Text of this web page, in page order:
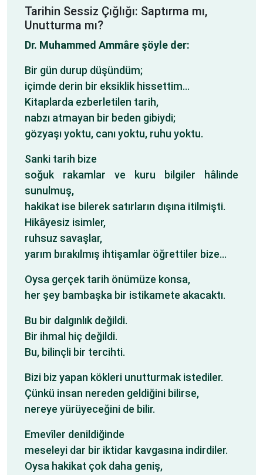
13
Tarihin Sessiz Çığlığı: Saptırma mı,
Unutturma mı?
Dr. Muhammed Ammâre şöyle der:
Bir gün durup düşündüm;
içimde derin bir eksiklik hissettim…
Kitaplarda ezberletilen tarih,
nabzı atmayan bir beden gibiydi;
gözyaşı yoktu, canı yoktu, ruhu yoktu.
Sanki tarih bize
soğuk rakamlar ve kuru bilgiler hâlinde
sunulmuş,
hakikat ise bilerek satırların dışına itilmişti.
Hikâyesiz isimler,
ruhsuz savaşlar,
yarım bırakılmış ihtişamlar öğrettiler bize…
Oysa gerçek tarih önümüze konsa,
her şey bambaşka bir istikamete akacaktı.
Bu bir dalgınlık değildi.
Bir ihmal hiç değildi.
Bu, bilinçli bir tercihti.
Bizi biz yapan kökleri unutturmak istediler.
Çünkü insan nereden geldiğini bilirse,
nereye yürüyeceğini de bilir.
Emevîler denildiğinde
meseleyi dar bir iktidar kavgasına indirdiler.
Oysa hakikat çok daha geniş,